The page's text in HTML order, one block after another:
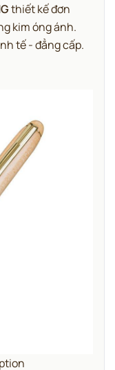
thiết kế đơn
kim óng ánh.
tế - đẳng cấp.